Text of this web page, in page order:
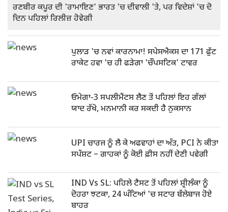
ਰਣਬੀਰ ਕਪੂਰ ਦੀ 'ਰਾਮਾਇਣ' ਭਾਰਤ 'ਚ ਦੀਵਾਲੀ 'ਤੇ, ਪਰ ਵਿਦੇਸ਼ਾਂ 'ਚ ਦੋ
ਦਿਨ ਪਹਿਲਾਂ ਰਿਲੀਜ਼ ਹੋਵੇਗੀ
ਪੁਲਾੜ 'ਚ ਨਵਾਂ ਕਾਰਨਾਮਾ! ਸਪੇਸਐਕਸ ਦਾ 171 ਫੁੱਟ
ਰਾਕੇਟ ਹਵਾ 'ਚ ਹੀ ਫੜੇਗਾ 'ਚੌਪਸਟਿਕ' ਟਾਵਰ
ਓਮੇਗਾ-3 ਸਪਲੀਮੈਂਟਸ ਲੈਣ ਤੋਂ ਪਹਿਲਾਂ ਇਹ ਗੱਲਾਂ
ਯਾਦ ਰੱਖੋ, ਮਨਮਾਨੀ ਕਰ ਸਕਦੀ ਹੈ ਨੁਕਸਾਨ
UPI ਚਾਰਜ ਨੂੰ ਲੈ ਕੇ ਅਫਵਾਹਾਂ ਦਾ ਅੰਤ, PCI ਨੇ ਕੀਤਾ
ਸਪੱਸ਼ਟ – ਗਾਹਕਾਂ ਨੂੰ ਕੋਈ ਫ਼ੀਸ ਨਹੀਂ ਦੇਣੀ ਪਵੇਗੀ
IND Vs SL: ਪਹਿਲੇ ਟੈਸਟ ਤੋਂ ਪਹਿਲਾਂ ਸ਼੍ਰੀਲੰਕਾ ਨੂੰ
ਦੋਹਰਾ ਝਟਕਾ, 24 ਘੰਟਿਆਂ 'ਚ ਸਟਾਰ ਬੱਲੇਬਾਜ ਹੋਏ
ਬਾਹਰ